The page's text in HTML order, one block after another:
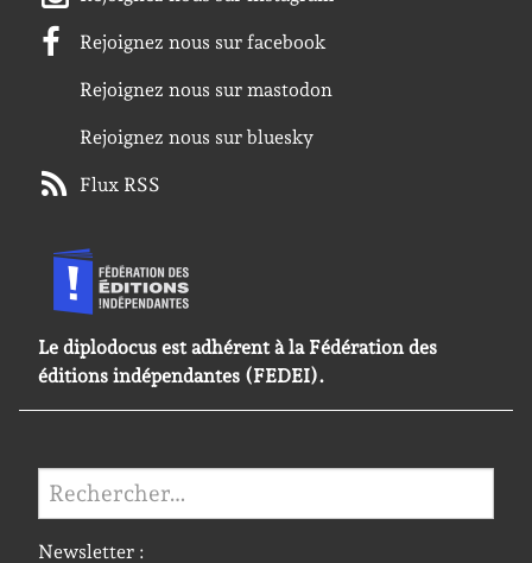
Rejoignez nous sur facebook
Rejoignez nous sur mastodon
Rejoignez nous sur bluesky
Flux RSS
Le diplodocus est adhérent à la Fédération des
éditions indépendantes (FEDEI).
Rechercher :
Newsletter :